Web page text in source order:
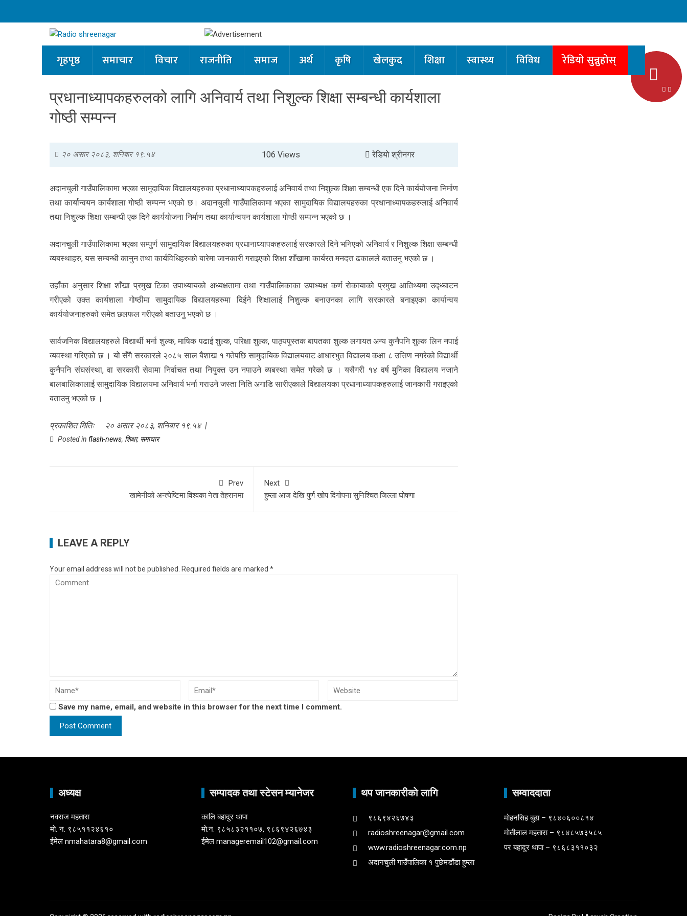
गृहपृष्ठ समाचार विचार राजनीति समाज अर्थ कृषि खेलकुद शिक्षा स्वास्थ्य विविध रेडियो सुन्नुहोस्
प्रधानाध्यापकहरुलको लागि अनिवार्य तथा निशुल्क शिक्षा सम्बन्धी कार्यशाला
गोष्ठी सम्पन्न
२० असार २०८३, शनिबार १९:५४ 106 Views रेडियो श्रीनगर
अदानचुली गाउँपालिकामा भएका सामुदायिक विद्यालयहरुका प्रधानाध्यापकहरुलाई अनिवार्य तथा निशुल्क शिक्षा सम्बन्धी एक दिने कार्ययोजना निर्माण
तथा कार्यान्वयन कार्यशाला गोष्ठी सम्पन्न भएको छ। अदानचुली गाउँपालिकामा भएका सामुदायिक विद्यालयहरुका प्रधानाध्यापकहरुलाई अनिवार्य
तथा निशुल्क शिक्षा सम्बन्धी एक दिने कार्ययोजना निर्माण तथा कार्यान्वयन कार्यशाला गोष्ठी सम्पन्न भएको छ ।
अदानचुली गाउँपालिकामा भएका सम्पुर्ण सामुदायिक विद्यालयहरुका प्रधानाध्यापकहरुलाई सरकारले दिने भनिएको अनिवार्य र निशुल्क शिक्षा सम्बन्धी
व्यबस्थाहरु, यस सम्बन्धी कानुन तथा कार्यविधिहरुको बारेमा जानकारी गराइएको शिक्षा शाँखामा कार्यरत मनदत्त ढकालले बताउनु भएको छ ।
उहाँका अनुसार शिक्षा शाँखा प्रमुख टिका उपाध्यायको अध्यक्षतामा तथा गाउँपालिकाका उपाध्यक्ष कर्ण रोकायाको प्रमुख आतिथ्यमा उद्ध्घाटन
गरीएको उक्त कार्यशाला गोष्ठीमा सामुदायिक विद्यालयहरुमा दिईने शिक्षालाई निशुल्क बनाउनका लागि सरकारले बनाइएका कार्यान्वय
कार्ययोजनाहरुको समेत छलफल गरीएको बताउनु भएको छ ।
सार्वजनिक विद्यालयहरुले विद्यार्थी भर्ना शुल्क, माषिक पढाई शुल्क, परिक्षा शुल्क, पाठ्यपुस्तक बापतका शुल्क लगायत अन्य कुनैपनि शुल्क लिन नपाई
व्यवस्था गरिएको छ । यो सँगै सरकारले २०८५ साल बैशाख १ गतेपछि सामुदायिक विद्यालयबाट आधारभुत विद्यालय कक्षा ८ उत्तिण नगरेको विद्यार्थी
कुनैपनि संघसंस्था, वा सरकारी सेवामा निर्वाचत तथा नियुक्त उन नपाउने व्यबस्था समेत गरेको छ । यसैगरी १४ वर्ष मुनिका विद्यालय नजाने
बालबालिकालाई सामुदायिक विद्यालयमा अनिवार्य भर्ना गराउने जस्ता निति अगाडि सारीएकाले विद्यालयका प्रधानाध्यापकहरुलाई जानकारी गराइएको
बताउनु भएको छ ।
प्रकाशित मितिः २० असार २०८३, शनिबार १९:५४ |
Posted in flash-news, शिक्षा, समाचार
Prev
खामेनीको अन्त्येष्टिमा विश्वका नेता तेहरानमा
Next
हुम्ला आज देखि पुर्ण खोप दिगोपना सुनिश्चित जिल्ला घोषणा
LEAVE A REPLY
Your email address will not be published. Required fields are marked *
Save my name, email, and website in this browser for the next time I comment.
अध्यक्ष
नवराज महतारा
माे. न. ९८५११२४६१०
ईमेल nmahatara8@gmail.com
सम्पादक तथा स्टेसन म्यानेजर
कालि बहादुर थापा
माे.न. ९८५८३२११०७, ९८६९४२६७४३
ईमेल manageremail102@gmail.com
थप जानकारीकाे लागि
९८६९४२६७४३
radioshreenagar@gmail.com
www.radioshreenagar.com.np
अदानचुली गाउँपालिका १ पुछेमडाँडा हुम्ला
सम्वाददाता
माेहनसिह बुढा – ९८४०६००८१४
माेतीलाल महतारा – ९८४८५७३५८५
पर बहादुर थापा – ९८६८३११०३२